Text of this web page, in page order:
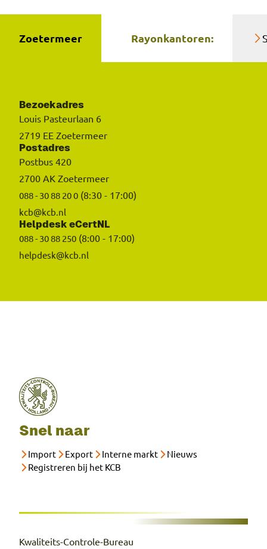
Zoetermeer Rayonkantoren:
Bezoekadres
Louis Pasteurlaan 6
2719 EE Zoetermeer
Postadres
Postbus 420
2700 AK Zoetermeer
088 - 30 88 20 0 (8:30 - 17:00)
kcb@kcb.nl
Helpdesk eCertNL
088 - 30 88 250 (8:00 - 17:00)
helpdesk@kcb.nl
Snel naar
Import Export Interne markt
Nieuws
Registreren bij het KCB
Kwaliteits-Controle-Bureau